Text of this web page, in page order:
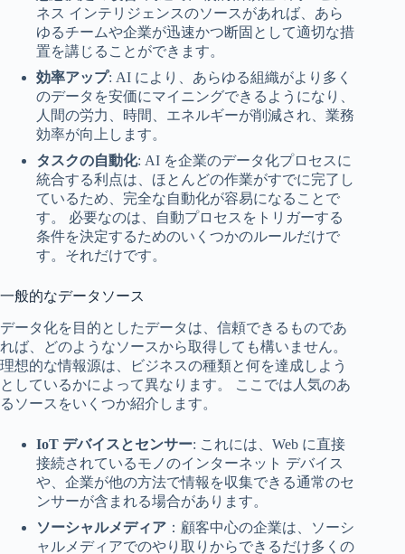
ネス インテリジェンスのソースがあれば、あら
ゆるチームや企業が迅速かつ断固として適切な措
置を講じることができます。
効率アップ: AI により、あらゆる組織がより多く
のデータを安価にマイニングできるようになり、
人間の労力、時間、エネルギーが削減され、業務
効率が向上します。
タスクの自動化: AI を企業のデータ化プロセスに
統合する利点は、ほとんどの作業がすでに完了し
ているため、完全な自動化が容易になることで
す。 必要なのは、自動プロセスをトリガーする
条件を決定するためのいくつかのルールだけで
す。それだけです。
一般的なデータソース
データ化を目的としたデータは、信頼できるものであ
れば、どのようなソースから取得しても構いません。
理想的な情報源は、ビジネスの種類と何を達成しよう
としているかによって異なります。 ここでは人気のあ
るソースをいくつか紹介します。
IoT デバイスとセンサー: これには、Web に直接
接続されているモノのインターネット デバイス
や、企業が他の方法で情報を収集できる通常のセ
ンサーが含まれる場合があります。
ソーシャルメディア ：顧客中心の企業は、ソーシ
ャルメディアでのやり取りからできるだけ多くの